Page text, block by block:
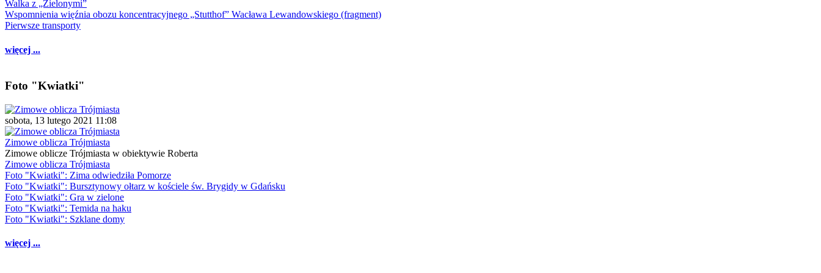
Walka z „Zielonymi”
Wspomnienia więźnia obozu koncentracyjnego „Stutthof” Wacława Lewandowskiego (fragment)
Pierwsze transporty
więcej ...
Foto "Kwiatki"
sobota, 13 lutego 2021 11:08
Zimowe oblicza Trójmiasta
Zimowe oblicze Trójmiasta w obiektywie Roberta
Zimowe oblicza Trójmiasta
Foto "Kwiatki": Zima odwiedziła Pomorze
Foto "Kwiatki": Bursztynowy ołtarz w kościele św. Brygidy w Gdańsku
Foto "Kwiatki": Gra w zielone
Foto "Kwiatki": Temida na haku
Foto "Kwiatki": Szklane domy
więcej ...